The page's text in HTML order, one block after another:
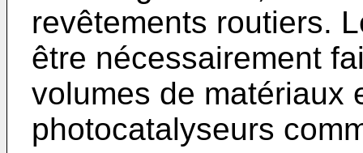
revêtements routiers.
être nécessairement
volumes de matériaux
photocatalyseurs